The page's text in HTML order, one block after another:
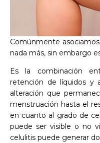
Comúnmente
nada más, sin embargo
Es la combinación
retención de líquidos y
alteración que
menstruación hasta el
en cuanto al grado de
puede ser visible o no
celulitis puede generar